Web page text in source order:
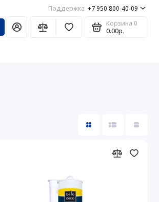
Поддержка +7 950 800-40-09
Корзина 0
0.00р.